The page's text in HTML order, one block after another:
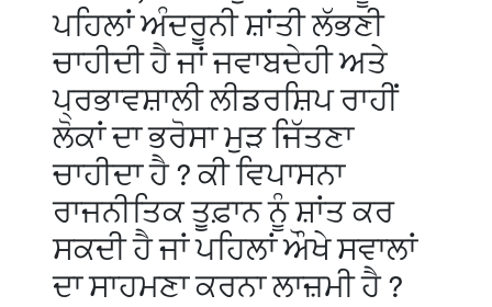
ਪਹਿਲਾਂ ਅੰਦਰੂਨੀ ਸ਼ਾਂਤੀ ਲੱਭਣੀ
ਚਾਹੀਦੀ ਹੈ ਜਾਂ ਜਵਾਬਦੇਹੀ ਅਤੇ
ਪ੍ਰਭਾਵਸ਼ਾਲੀ ਲੀਡਰਸ਼ਿਪ ਰਾਹੀਂ
ਲੋਕਾਂ ਦਾ ਭਰੋਸਾ ਮੁੜ ਜਿੱਤਣਾ
ਚਾਹੀਦਾ ਹੈ ? ਕੀ ਵਿਪਾਸਨਾ
ਰਾਜਨੀਤਿਕ ਤੂਫ਼ਾਨ ਨੂੰ ਸ਼ਾਂਤ ਕਰ
ਸਕਦੀ ਹੈ ਜਾਂ ਪਹਿਲਾਂ ਔਖੇ ਸਵਾਲਾਂ
ਦਾ ਸਾਹਮਣਾ ਕਰਨਾ ਲਾਜ਼ਮੀ ਹੈ ?